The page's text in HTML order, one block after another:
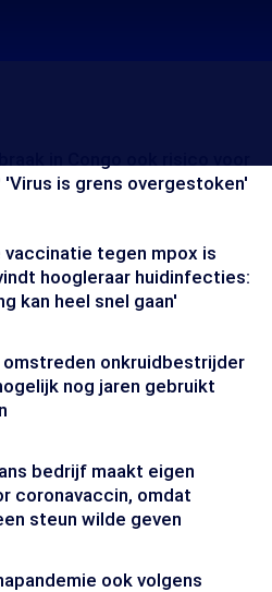
'Virus is grens overgestoken'
tegen mpox is
hoogleraar huidinfecties:
kan heel snel gaan'
omstreden onkruidbestrijder
nog jaren gebruikt
bedrijf maakt eigen
coronavaccin, omdat
steun wilde geven
ook volgens